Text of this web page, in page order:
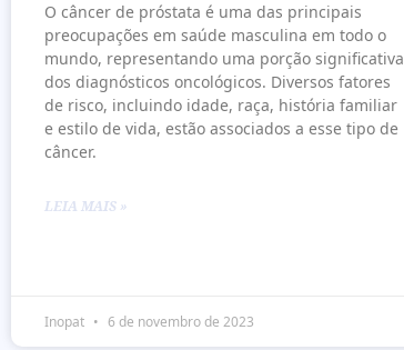
O câncer de próstata é uma das principais
preocupações em saúde masculina em todo o
mundo, representando uma porção significativa
dos diagnósticos oncológicos. Diversos fatores
de risco, incluindo idade, raça, história familiar
e estilo de vida, estão associados a esse tipo de
câncer.
LEIA MAIS »
Inopat 6 de novembro de 2023